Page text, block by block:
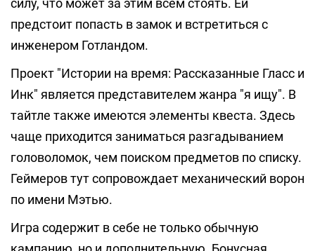
силу, что может за этим всем стоять. Ей
предстоит попасть в замок и встретиться с
инженером Готландом.
Проект "Истории на время: Рассказанные Гласс и
Инк" является представителем жанра "я ищу". В
тайтле также имеются элементы квеста. Здесь
чаще приходится заниматься разгадыванием
головоломок, чем поиском предметов по списку.
Геймеров тут сопровождает механический ворон
по имени Мэтью.
Игра содержит в себе не только обычную